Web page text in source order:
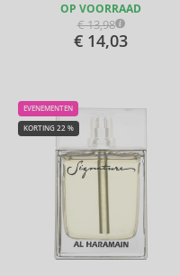
OP VOORRAAD
€ 13,98
€ 14,03
EVENEMENTEN
KORTING 22 %